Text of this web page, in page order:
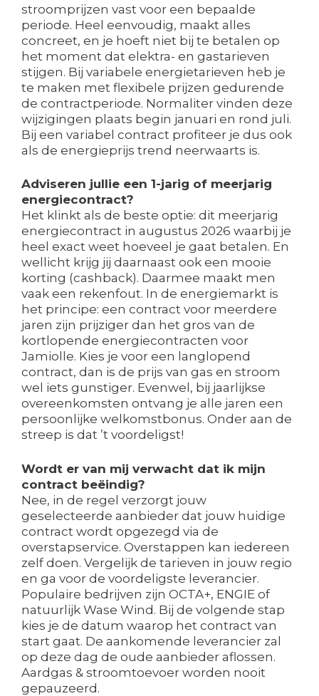
stroomprijzen vast voor een bepaalde
periode. Heel eenvoudig, maakt alles
concreet, en je hoeft niet bij te betalen op
het moment dat elektra- en gastarieven
stijgen. Bij variabele energietarieven heb je
te maken met flexibele prijzen gedurende
de contractperiode. Normaliter vinden deze
wijzigingen plaats begin januari en rond juli.
Bij een variabel contract profiteer je dus ook
als de energieprijs trend neerwaarts is.
Adviseren jullie een 1-jarig of meerjarig
energiecontract?
Het klinkt als de beste optie: dit meerjarig
energiecontract in augustus 2026 waarbij je
heel exact weet hoeveel je gaat betalen. En
wellicht krijg jij daarnaast ook een mooie
korting (cashback). Daarmee maakt men
vaak een rekenfout. In de energiemarkt is
het principe: een contract voor meerdere
jaren zijn prijziger dan het gros van de
kortlopende energiecontracten voor
Jamiolle. Kies je voor een langlopend
contract, dan is de prijs van gas en stroom
wel iets gunstiger. Evenwel, bij jaarlijkse
overeenkomsten ontvang je alle jaren een
persoonlijke welkomstbonus. Onder aan de
streep is dat ’t voordeligst!
Wordt er van mij verwacht dat ik mijn
contract beëindig?
Nee, in de regel verzorgt jouw
geselecteerde aanbieder dat jouw huidige
contract wordt opgezegd via de
overstapservice. Overstappen kan iedereen
zelf doen. Vergelijk de tarieven in jouw regio
en ga voor de voordeligste leverancier.
Populaire bedrijven zijn OCTA+, ENGIE of
natuurlijk Wase Wind. Bij de volgende stap
kies je de datum waarop het contract van
start gaat. De aankomende leverancier zal
op deze dag de oude aanbieder aflossen.
Aardgas & stroomtoevoer worden nooit
gepauzeerd.